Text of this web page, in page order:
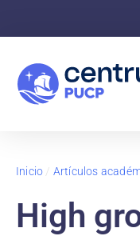
Inicio / Artículos
High